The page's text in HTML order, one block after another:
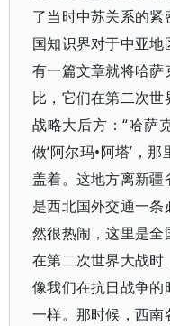
了当时中苏关系的
国知识界对于中亚地
有一篇文章就将哈
比，它们在第二次
战略大后方：“哈萨
做‘阿尔玛•阿塔’，
盖着。这地方离新疆
是西北国外交通一
然很热闹，这里是全
在第二次世界大战
像我们在抗日战争
一样。那时候，西